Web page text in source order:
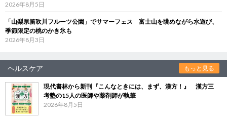
2026年8月5日
「山梨県笛吹川フルーツ公園」でサマーフェス 富士山を眺めながら水遊び、
季節限定の桃のかき氷も
2026年8月3日
ヘルスケア もっと見る
現代書林から新刊『こんなときには、まず、漢方！』 漢方三
考塾の15人の医師や薬剤師が執筆
2026年8月5日